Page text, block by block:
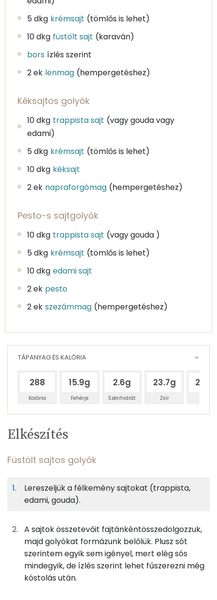
5 dkg krémsajt (tömlős is lehet)
10 dkg füstölt sajt (karaván)
bors ízlés szerint
2 ek lenmag (hempergetéshez)
Kéksajtos golyók
10 dkg trappista sajt (vagy gouda vagy
edami)
5 dkg krémsajt (tömlős is lehet)
10 dkg kéksajt
2 ek napraforgómag (hempergetéshez)
Pesto-s sajtgolyók
10 dkg trappista sajt (vagy gouda )
5 dkg krémsajt (tömlős is lehet)
10 dkg edami sajt
2 ek pesto
2 ek szezámmag (hempergetéshez)
TÁPANYAG ÉS KALÓRIA
288
Kalória
15.9g
Fehérje
2.6g
Szénhidrát
23.7g
Zsír
Egy
adagban
25%
Füstölt sajtos golyók
10g trappista sajt
35 kcal
5g krémsajt
13 kcal
10gfüstölt sajt
33 kcal
TÁPANYAGTARTALOM
Egy
25%
TOP ásványi anyagok
Nátrium
Kálcium
Elkészítés
Füstölt sajtos golyók
Lereszeljük a félkemény sajtokat (trappista,
edami, gouda).
A sajtok összetevőit fajtánkéntösszedolgozzuk,
majd golyókat formázunk belőlük. Plusz sót
szerintem egyik sem igényel, mert elég sós
mindegyik, de ízlés szerint lehet fűszerezni még
kóstolás után.